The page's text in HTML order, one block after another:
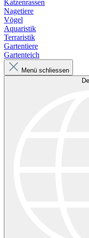
Katzenrassen
Nagetiere
Vögel
Aquaristik
Terraristik
Gartentiere
Gartenteich
Menü schliessen